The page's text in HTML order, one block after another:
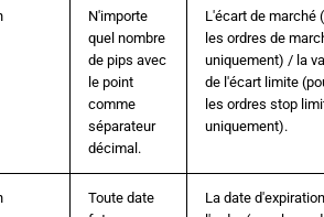
N'importe
quel nombre
de pips avec
le point
comme
séparateur
décimal.
L'écart de marché
les ordres de
uniquement) / la
de l'écart limite
les ordres stop
uniquement).
Toute date
La date